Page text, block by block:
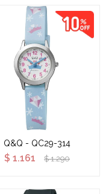
Q&Q - QC29-314
$ 1.161 $ 1.290